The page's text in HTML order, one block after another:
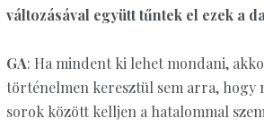
változásával együtt tűntek el ezek a
GA: Ha mindent ki lehet mondani,
történelmen keresztül sem arra, hogy
sorok között kelljen a hatalommal